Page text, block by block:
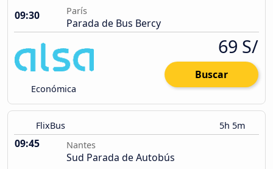
09:30
París
Parada de Bus Bercy
Económica
69 S/
Buscar
FlixBus 5h 5m
09:45 Nantes
Sud Parada de Autobús